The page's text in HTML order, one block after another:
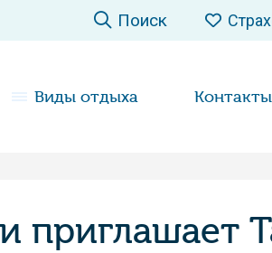
Поиск
Виды отдыха Контакты
приглашает